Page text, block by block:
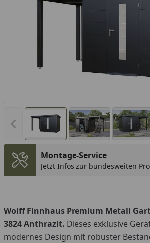
Vorheriges Bild anzeigen
Montage-Service
Jetzt Infos zur bundesweiten
Wolff Finnhaus Premium Metall
3824 Anthrazit. Dieses exklusive
modernes Design mit robuster